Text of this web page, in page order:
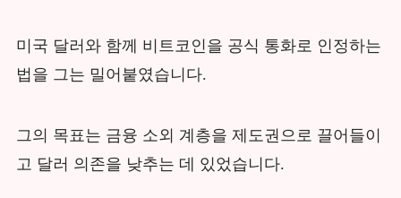
미국 달러와 함께 비트코인을 공식 통화로 인정하는
법을 그는 밀어붙였습니다.
그의 목표는 금융 소외 계층을 제도권으로 끌어들이
고 달러 의존을 낮추는 데 있었습니다.